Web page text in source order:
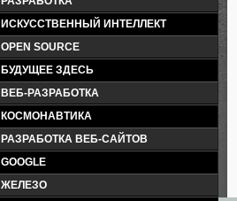
ИСКУССТВЕННЫЙ ИНТЕЛЛЕКТ
OPEN SOURCE
БУДУЩЕЕ ЗДЕСЬ
ВЕБ-РАЗРАБОТКА
КОСМОНАВТИКА
РАЗРАБОТКА ВЕБ-САЙТОВ
GOOGLE
ЖЕЛЕЗО